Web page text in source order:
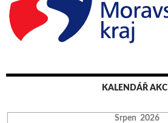
KALENDÁŘ AKCÍ
Srpen 2026